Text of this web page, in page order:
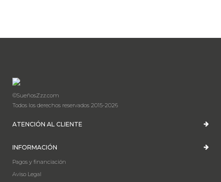
©SueñosZzz.com
Todos los derechos reservados 2015-2026
ATENCIÓN AL CLIENTE
INFORMACIÓN
Pagos y financiación
Aviso Legal